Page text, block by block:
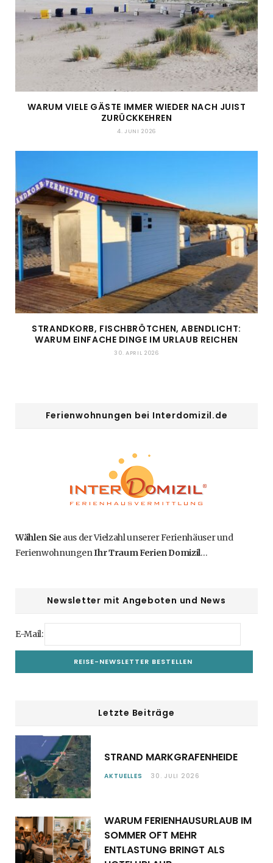
WARUM VIELE GÄSTE IMMER WIEDER NACH JUIST
ZURÜCKKEHREN
4. JUNI 2026
STRANDKORB, FISCHBRÖTCHEN, ABENDLICHT:
WARUM EINFACHE DINGE IM URLAUB REICHEN
30. APRIL 2026
Ferienwohnungen bei Interdomizil.de
Wählen Sie aus der Vielzahl unserer Ferienhäuser und
FerienwohnungenIhr Traum Ferien Domizil…
Newsletter mit Angeboten und News
E-Mail:
Letzte Beiträge
STRAND MARKGRAFENHEIDE
AKTUELLES 30. JULI 2026
WARUM FERIENHAUSURLAUB IM
SOMMER OFT MEHR
ENTLASTUNG BRINGT ALS